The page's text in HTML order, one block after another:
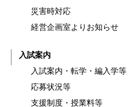
災害時対応
経営企画室よりお知らせ
入試案内
入試案内・転学・編入学等
応募状況等
支援制度・授業料等